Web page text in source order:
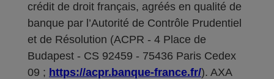
crédit de droit français, agréés en qualité de
banque par l’Autorité de Contrôle Prudentiel
et de Résolution (ACPR - 4 Place de
Budapest - CS 92459 - 75436 Paris Cedex
09 ; https://acpr.banque-france.fr/). AXA